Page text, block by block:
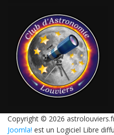
Copyright © 2026
Joomla! est un Logiciel Libre